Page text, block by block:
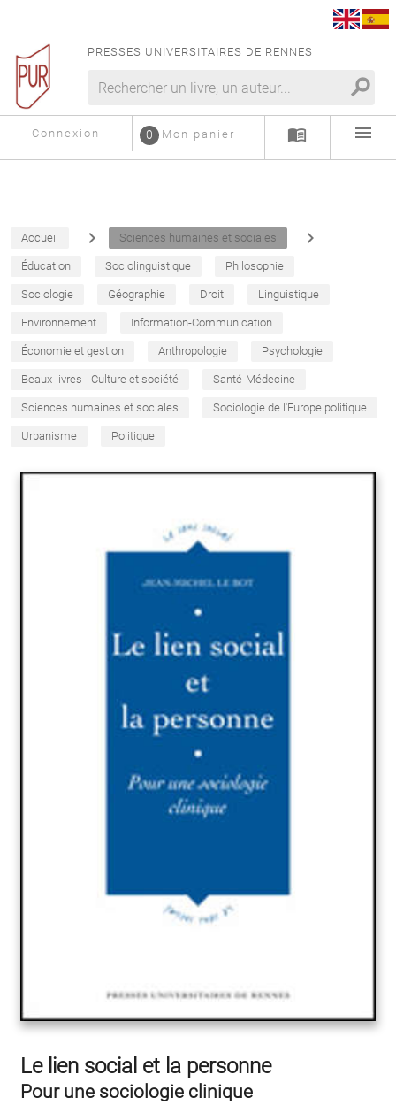
PRESSES UNIVERSITAIRES DE RENNES
search
Connexion Mon panier
0 menu_book menu
Accueil navigate_next Sciences humaines et sociales navigate_next
Éducation Sociolinguistique Philosophie
Sociologie Géographie Droit Linguistique
Environnement Information-Communication
Économie et gestion Anthropologie Psychologie
Beaux-livres - Culture et société Santé-Médecine
Sciences humaines et sociales Sociologie de l'Europe politique
Urbanisme Politique
Le lien social et la personne
Pour une sociologie clinique